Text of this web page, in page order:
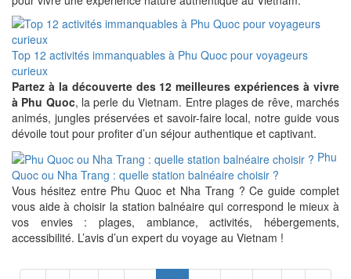
Top 12 activités immanquables à Phu Quoc pour voyageurs
curieux
Partez à la découverte des 12 meilleures expériences à vivre
à Phu Quoc, la perle du Vietnam. Entre plages de rêve, marchés
animés, jungles préservées et savoir-faire local, notre guide vous
dévoile tout pour profiter d’un séjour authentique et captivant.
Phu
Quoc ou Nha Trang : quelle station balnéaire choisir ?
Vous hésitez entre Phu Quoc et Nha Trang ? Ce guide complet
vous aide à choisir la station balnéaire qui correspond le mieux à
vos envies : plages, ambiance, activités, hébergements,
accessibilité. L’avis d’un expert du voyage au Vietnam !